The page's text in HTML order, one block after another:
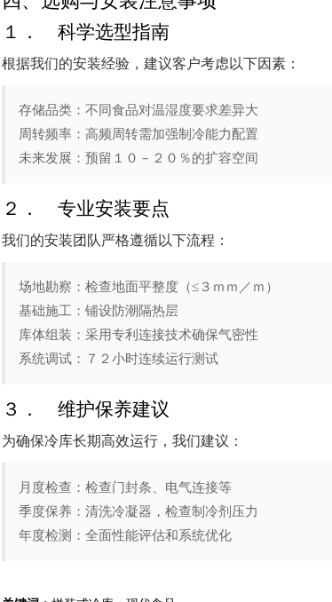
１． 科学选型指南
根据我们的安装经验，建议客户考虑以下因素：
存储品类：不同食品对温湿度要求差异大
周转频率：高频周转需加强制冷能力配置
未来发展：预留１０－２０％的扩容空间
２． 专业安装要点
我们的安装团队严格遵循以下流程：
场地勘察：检查地面平整度（≤３ｍｍ／ｍ）
基础施工：铺设防潮隔热层
库体组装：采用专利连接技术确保气密性
系统调试：７２小时连续运行测试
３． 维护保养建议
为确保冷库长期高效运行，我们建议：
月度检查：检查门封条、电气连接等
季度保养：清洗冷凝器，检查制冷剂压力
年度检测：全面性能评估和系统优化